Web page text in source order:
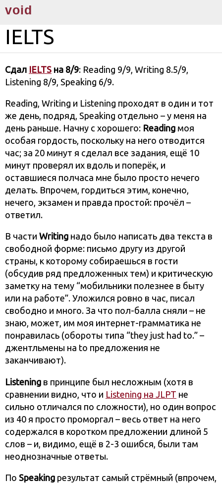
void
IELTS
Сдал IELTS на 8/9: Reading 9/9, Writing 8.5/9,
Listening 8/9, Speaking 6/9.
Reading, Writing и Listening проходят в один и тот
же день, подряд, Speaking отдельно – у меня на
день раньше. Начну с хорошего: Reading моя
особая гордость, поскольку на него отводится
час; за 20 минут я сделал все задания, ещё 10
минут проверял их вдоль и поперёк, и
оставшиеся полчаса мне было просто нечего
делать. Впрочем, гордиться этим, конечно,
нечего, экзамен и правда простой: прочёл –
ответил.
В части Writing надо было написать два текста в
свободной форме: письмо другу из другой
страны, к которому собираешься в гости
(обсудив ряд предложенных тем) и критическую
заметку на тему “мобильники полезнее в быту
или на работе”. Уложился ровно в час, писал
свободно и много. За что пол-балла сняли – не
знаю, может, им моя интернет-грамматика не
понравилась (обороты типа “they just had to.” –
джентльмены на to предложения не
заканчивают).
Listening в принципе был несложным (хотя в
сравнении видно, что и Listening на JLPT не
сильно отличался по сложности), но один вопрос
из 40 я просто проморгал – весь ответ на него
содержался в коротком предложении длиной 5
слов – и, видимо, ещё в 2-3 ошибся, были там
неоднозначные ответы.
По Speaking результат самый стрёмный (впрочем,